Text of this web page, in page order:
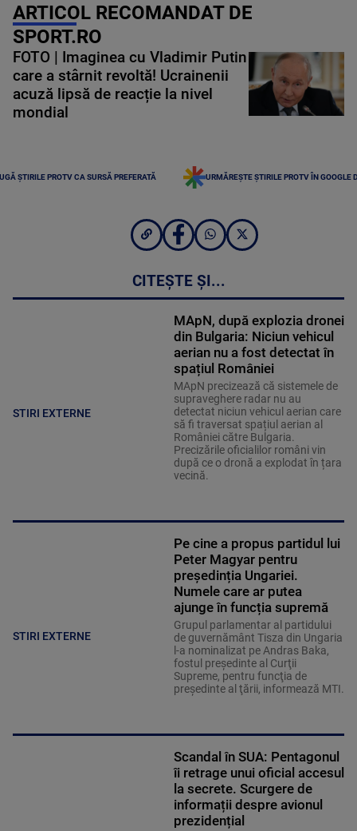
ARTICOL RECOMANDAT DE
SPORT.RO
FOTO | Imaginea cu Vladimir Putin
care a stârnit revoltă! Ucrainenii
acuză lipsă de reacție la nivel
mondial
ȘTIRILE PROTV CA SURSĂ PREFERATĂ URMĂREȘTE ȘTIRILE PROTV ÎN GOOGLE
CITEȘTE ȘI...
STIRI EXTERNE
MApN, după explozia dronei
din Bulgaria: Niciun vehicul
aerian nu a fost detectat în
spațiul României
MApN precizează că sistemele de
supraveghere radar nu au
detectat niciun vehicul aerian care
să fi traversat spațiul aerian al
României către Bulgaria.
Precizările oficialilor români vin
după ce o dronă a explodat în țara
vecină.
STIRI EXTERNE
Pe cine a propus partidul lui
Peter Magyar pentru
președinția Ungariei.
Numele care ar putea
ajunge în funcția supremă
Grupul parlamentar al partidului
de guvernământ Tisza din Ungaria
l-a nominalizat pe Andras Baka,
fostul preşedinte al Curţii
Supreme, pentru funcţia de
preşedinte al ţării, informează MTI.
Scandal în SUA: Pentagonul
îi retrage unui oficial accesul
la secrete. Scurgere de
informații despre avionul
prezidențial